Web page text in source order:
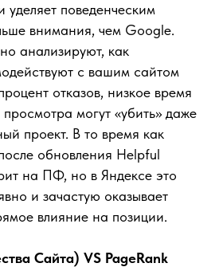
уделяет поведенческим
внимания, чем Google.
анализируют, как
с вашим сайтом
отказов, низкое время
могут «убить» даже
проект. В то время как
обновления Helpful
на ПФ, но в Яндексе это
и зачастую оказывает
влияние на позиции.
Сайта) VS PageRank